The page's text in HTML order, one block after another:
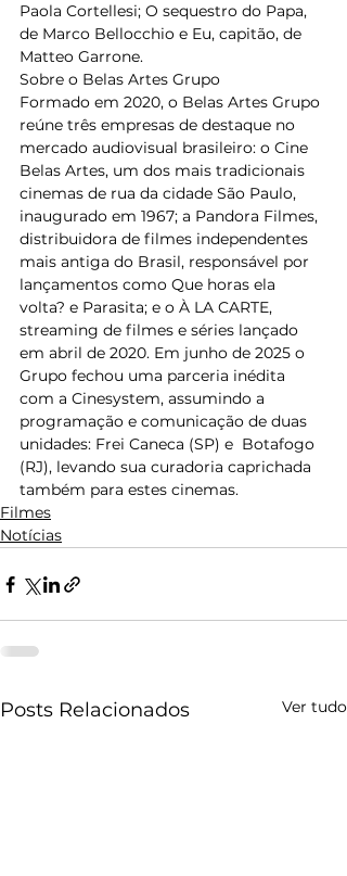
Paola Cortellesi; O sequestro do Papa,
de Marco Bellocchio e Eu, capitão, de
Matteo Garrone.
Sobre o Belas Artes Grupo
Formado em 2020, o Belas Artes Grupo
reúne três empresas de destaque no
mercado audiovisual brasileiro: o Cine
Belas Artes, um dos mais tradicionais
cinemas de rua da cidade São Paulo,
inaugurado em 1967; a Pandora Filmes,
distribuidora de filmes independentes
mais antiga do Brasil, responsável por
lançamentos como Que horas ela
volta? e Parasita; e o À LA CARTE,
streaming de filmes e séries lançado
em abril de 2020. Em junho de 2025 o
Grupo fechou uma parceria inédita
com a Cinesystem, assumindo a
programação e comunicação de duas
unidades: Frei Caneca (SP) e  Botafogo
(RJ), levando sua curadoria caprichada
também para estes cinemas.
Filmes
Notícias
Posts Relacionados Ver tudo